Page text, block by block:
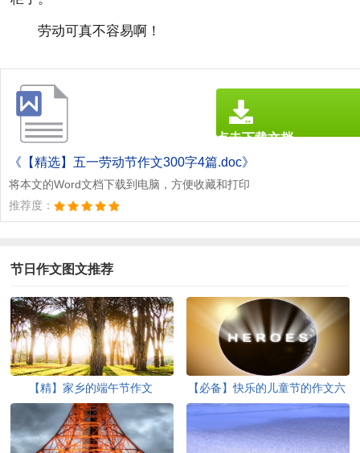
劳动可真不容易啊！
《【精选】五一劳动节作文300字4篇.doc》
将本文的Word文档下载到电脑，方便收藏和打印
推荐度：
点击下载文档
文档为doc格式
节日作文图文推荐
【精】家乡的端午节作文
【必备】快乐的儿童节的作文六
篇